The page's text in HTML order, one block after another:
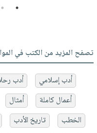
1
2
تصفح المزيد من الكتب في
أدب إسلامي أدب
أعمال كاملة
أمثال
الخطب
تاريخ الأدب